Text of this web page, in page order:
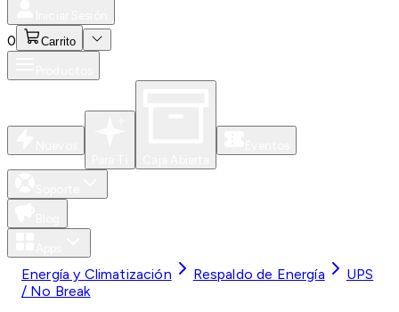
0 Carrito
Energía y Climatización Respaldo de Energía
UPS
/ No Break